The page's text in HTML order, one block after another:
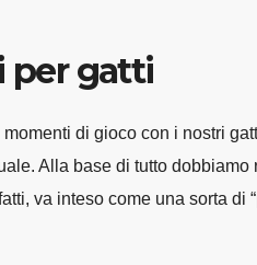
per gatti
di gioco con i nostri
Alla base di tutto
va inteso come una sorta di